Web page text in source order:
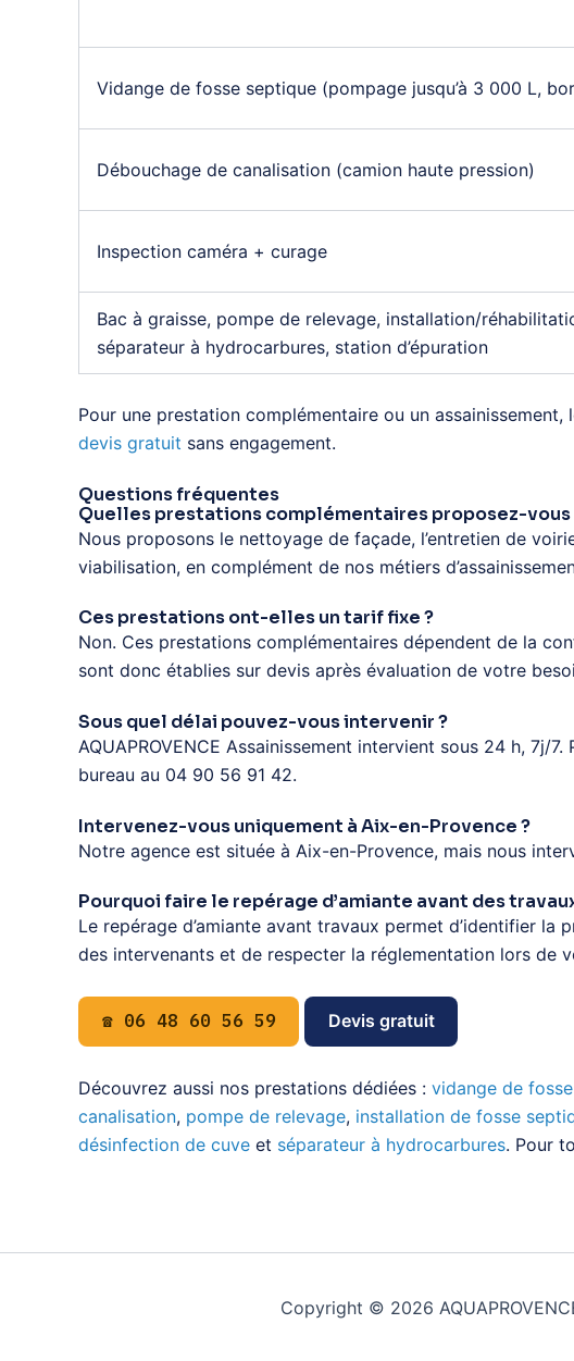
Vidange de fosse septique (pompage jusqu’à 3 000 L,
Débouchage de canalisation (camion haute pression)
Inspection caméra + curage
Bac à graisse, pompe de relevage, installation/
séparateur à hydrocarbures, station d’épuration
Pour une prestation complémentaire ou un
devis gratuit sans engagement.
Questions fréquentes
Quelles prestations complémentaires proposez-vous
Nous proposons le nettoyage de façade, l’entretien de
viabilisation, en complément de nos métiers
Ces prestations ont-elles un tarif fixe ?
Non. Ces prestations complémentaires dépendent de la
sont donc établies sur devis après évaluation de votre
Sous quel délai pouvez-vous intervenir ?
AQUAPROVENCE Assainissement intervient sous 24 h,
bureau au 04 90 56 91 42.
Intervenez-vous uniquement à Aix-en-Provence ?
Notre agence est située à Aix-en-Provence, mais nous
Pourquoi faire le repérage d’amiante avant des
Le repérage d’amiante avant travaux permet d’identifier
des intervenants et de respecter la réglementation lors de
☎ 06 48 60 56 59 Devis gratuit
Découvrez aussi nos prestations dédiées : vidange de
canalisation, pompe de relevage, installation de fosse
désinfection de cuve et séparateur à hydrocarbures. Pour
Copyright © 2026